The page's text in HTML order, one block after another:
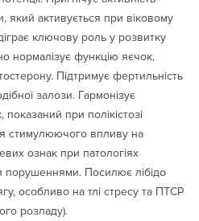
який активується при віковому
ключову роль у розвитку
нормалізує функцію яєчок,
Підтримує фертильність
залози. Гармонізує
при полікістозі
стимулюючого впливу на
ознак при патологіях
порушеннями. Посилює лібідо
особливо на тлі стресу та ПТСР
розладу).